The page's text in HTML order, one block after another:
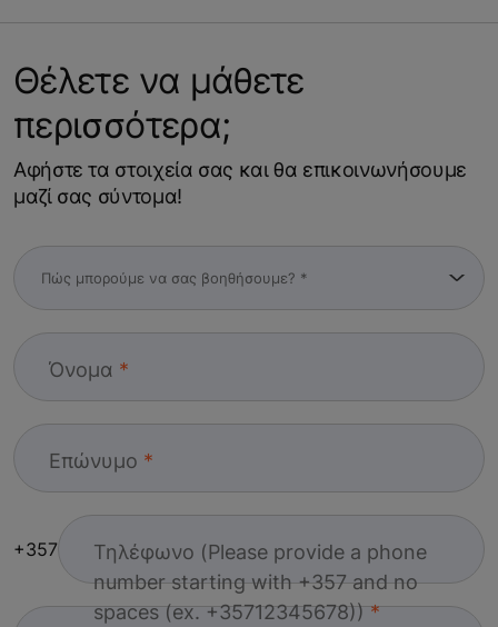
Θέλετε να μάθετε
περισσότερα;
Αφήστε τα στοιχεία σας και θα επικοινωνήσουμε
μαζί σας σύντομα!
Όνομα
Επώνυμο
Τηλέφωνο (Please provide a phone
number starting with +357 and no
spaces (ex. +35712345678))
+357